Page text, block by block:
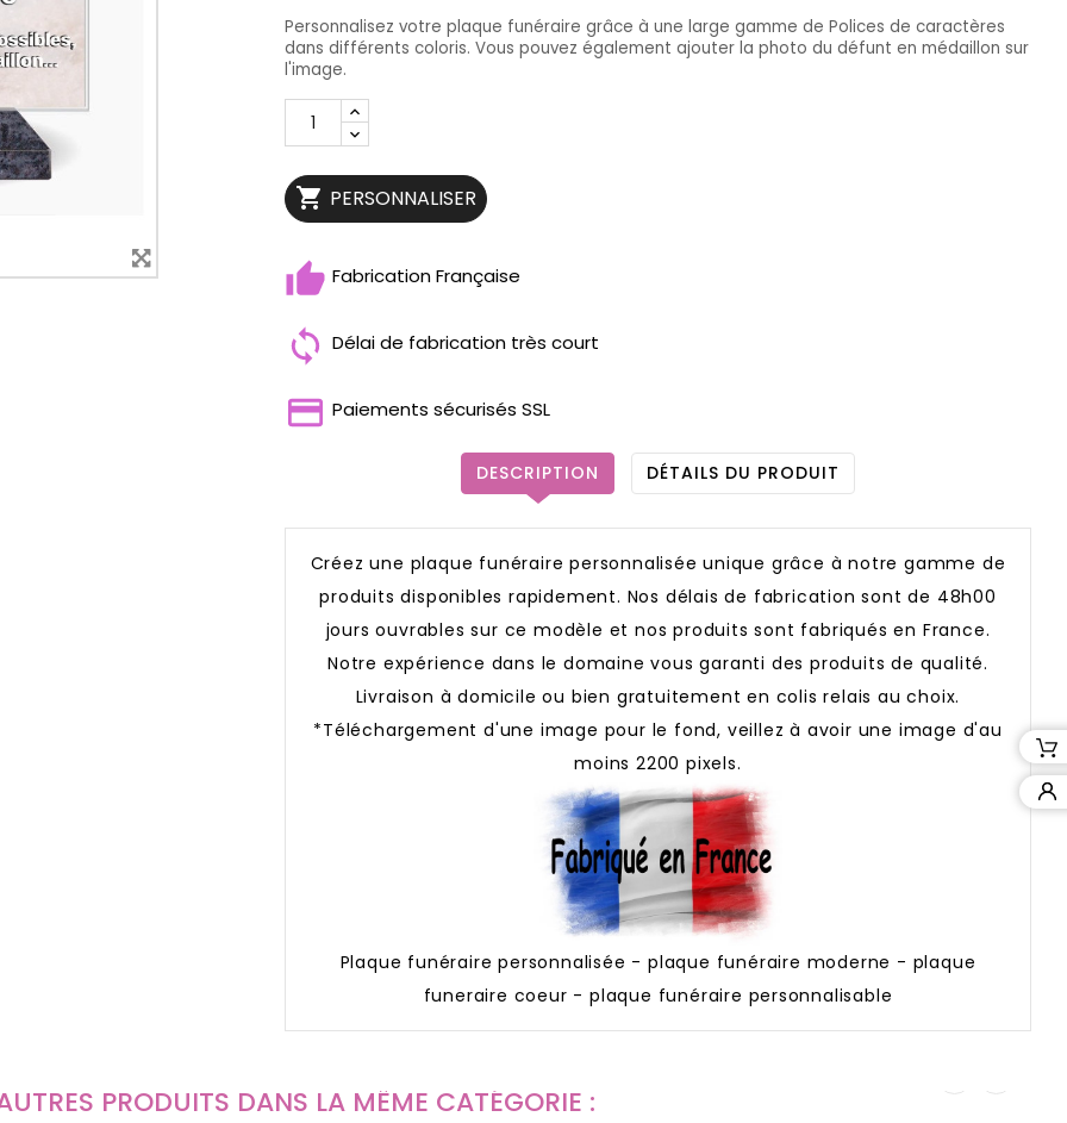
Personnalisez votre plaque funéraire grâce à une large gamme de Polices de caractères
dans différents coloris. Vous pouvez également ajouter la photo du défunt en médaillon sur
l'image.
 PERSONNALISER
Fabrication Française
Délai de fabrication très court
Paiements sécurisés SSL
DESCRIPTION DÉTAILS DU PRODUIT
Créez une plaque funéraire personnalisée unique grâce à notre gamme de
produits disponibles rapidement. Nos délais de fabrication sont de 48h00
jours ouvrables sur ce modèle et nos produits sont fabriqués en France.
Notre expérience dans le domaine vous garanti des produits de qualité.
Livraison à domicile ou bien gratuitement en colis relais au choix.
*Téléchargement d'une image pour le fond, veillez à avoir une image d'au
moins 2200 pixels.
Plaque funéraire personnalisée - plaque funéraire moderne - plaque
funeraire coeur - plaque funéraire personnalisable
PRODUITS DANS LA MÊME CATÉGORIE :